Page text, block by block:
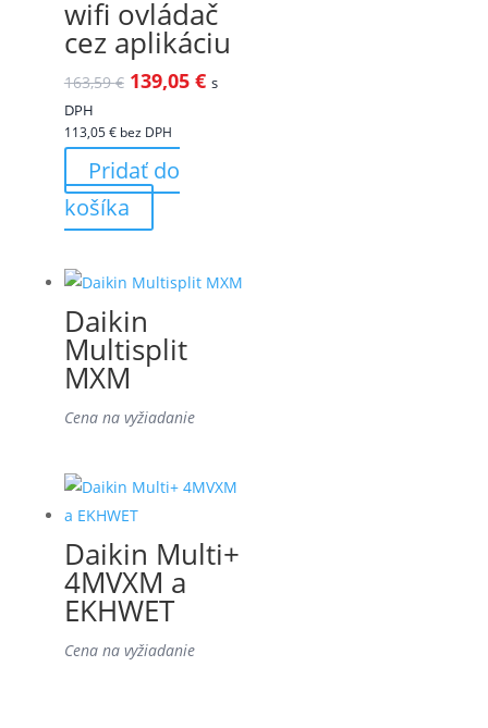
wifi ovládač
cez aplikáciu
163,59€ 139,05 € s
DPH
113,05€bez DPH
Pridať do
košíka
Daikin
Multisplit
MXM
Cena na vyžiadanie
Daikin Multi+
4MVXM a
EKHWET
Cena na vyžiadanie